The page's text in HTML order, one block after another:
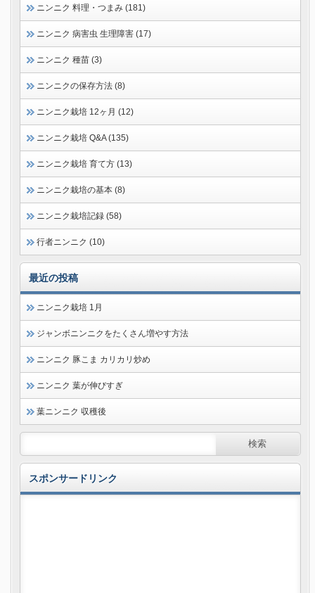
ニンニク 料理・つまみ (181)
ニンニク 病害虫 生理障害 (17)
ニンニク 種苗 (3)
ニンニクの保存方法 (8)
ニンニク栽培 12ヶ月 (12)
ニンニク栽培 Q&A (135)
ニンニク栽培 育て方 (13)
ニンニク栽培の基本 (8)
ニンニク栽培記録 (58)
行者ニンニク (10)
最近の投稿
ニンニク栽培 1月
ジャンボニンニクをたくさん増やす方法
ニンニク 豚こま カリカリ炒め
ニンニク 葉が伸びすぎ
葉ニンニク 収穫後
スポンサードリンク